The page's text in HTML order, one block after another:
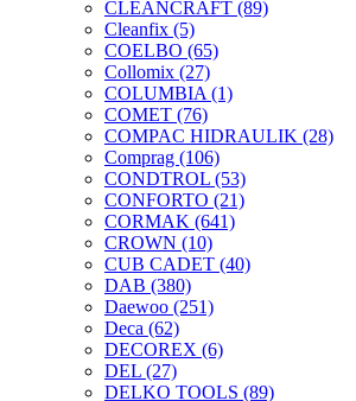
CLEANCRAFT (89)
Cleanfix (5)
COELBO (65)
Collomix (27)
COLUMBIA (1)
COMET (76)
COMPAC HIDRAULIK (28)
Comprag (106)
CONDTROL (53)
CONFORTO (21)
CORMAK (641)
CROWN (10)
CUB CADET (40)
DAB (380)
Daewoo (251)
Deca (62)
DECOREX (6)
DEL (27)
DELKO TOOLS (89)